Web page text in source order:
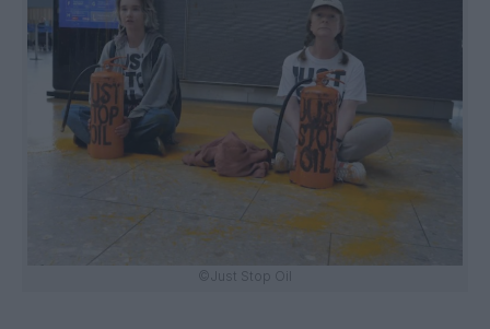
©Just Stop Oil